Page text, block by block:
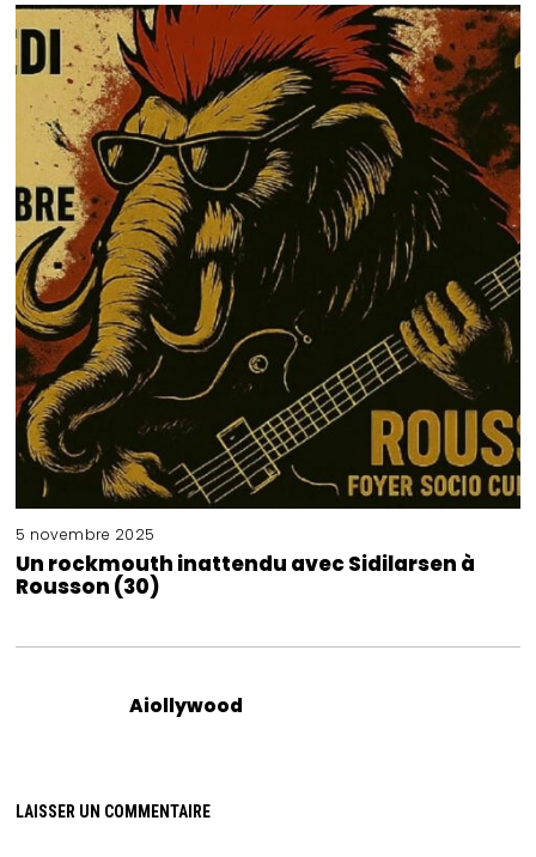
5 novembre 2025
Un rockmouth inattendu avec Sidilarsen à
Rousson (30)
Aiollywood
LAISSER UN COMMENTAIRE